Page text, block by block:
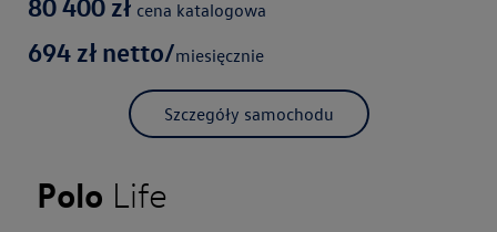
80 400 zł cena katalogowa
694 zł netto/miesięcznie
Szczegóły samochodu
Polo Life